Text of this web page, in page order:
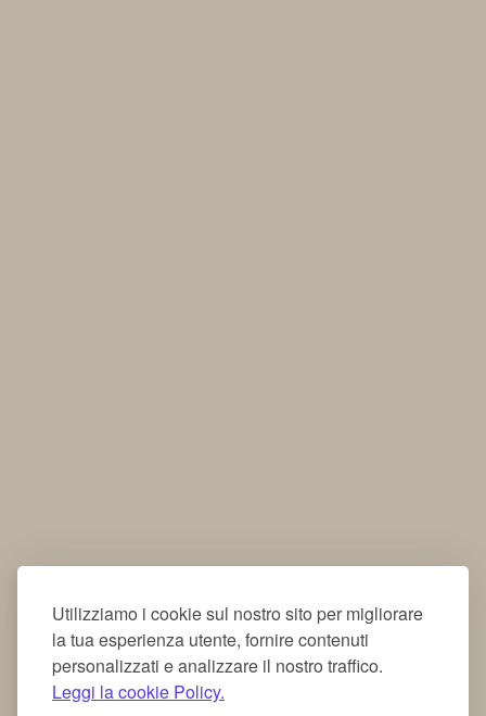
Utilizziamo i cookie sul nostro sito per migliorare
la tua esperienza utente, fornire contenuti
personalizzati e analizzare il nostro traffico.
Leggi la cookie Policy.